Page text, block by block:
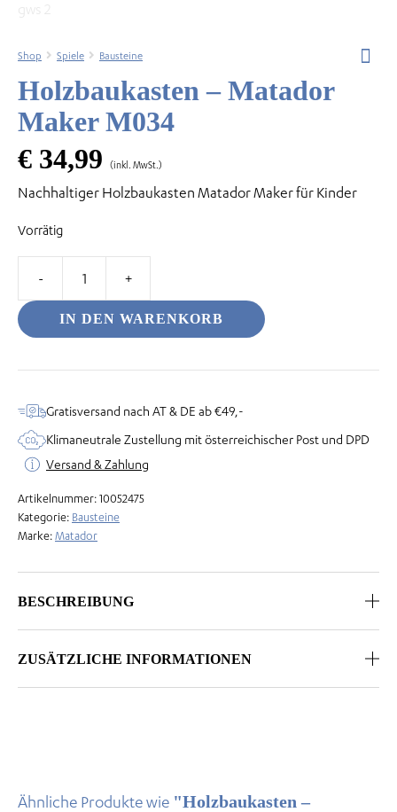
Shop Spiele Bausteine
Holzbaukasten – Matador
Maker M034
€ 34,99 (inkl. MwSt.)
Nachhaltiger Holzbaukasten Matador Maker für Kinder
Vorrätig
-
Matador
Menge
IN DEN WARENKORB
Gratisversand nach AT & DE ab €49,-
Klimaneutrale Zustellung mit österreichischer Post und DPD
Versand & Zahlung
Artikelnummer:10052475
Kategorie: Bausteine
Marke:Matador
BESCHREIBUNG
ZUSÄTZLICHE INFORMATIONEN
Ähnliche Produkte wie "Holzbaukasten –